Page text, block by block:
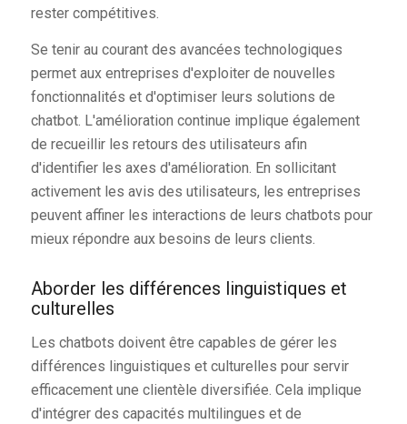
rester compétitives.
Se tenir au courant des avancées technologiques
permet aux entreprises d'exploiter de nouvelles
fonctionnalités et d'optimiser leurs solutions de
chatbot. L'amélioration continue implique également
de recueillir les retours des utilisateurs afin
d'identifier les axes d'amélioration. En sollicitant
activement les avis des utilisateurs, les entreprises
peuvent affiner les interactions de leurs chatbots pour
mieux répondre aux besoins de leurs clients.
Aborder les différences linguistiques et
culturelles
Les chatbots doivent être capables de gérer les
différences linguistiques et culturelles pour servir
efficacement une clientèle diversifiée. Cela implique
d'intégrer des capacités multilingues et de